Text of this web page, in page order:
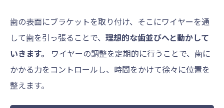
歯の表面にブラケットを取り付け、そこにワイヤーを通
して歯を引っ張ることで、 理想的な歯並びへと動かして
いきます。
ワイヤーの調整を定期的に行うことで、歯に
かかる力をコントロールし、時間をかけて徐々に位置を
整えます。